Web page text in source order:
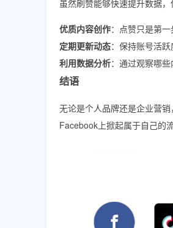
虽然刷赞能够快速提升数据
优质内容创作：点赞只是第
定期更新动态：保持账号活跃
利用数据分析：通过观察哪
结语
无论是个人品牌还是企业营
Facebook上掀起属于自己的